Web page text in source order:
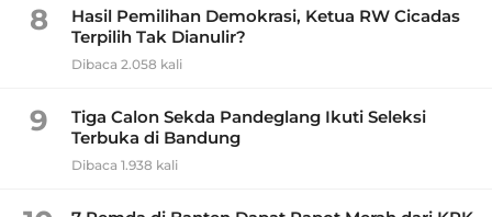
8
Hasil Pemilihan Demokrasi, Ketua RW Cicadas
Terpilih Tak Dianulir?
Dibaca 2.058 kali
9
Tiga Calon Sekda Pandeglang Ikuti Seleksi
Terbuka di Bandung
Dibaca 1.938 kali